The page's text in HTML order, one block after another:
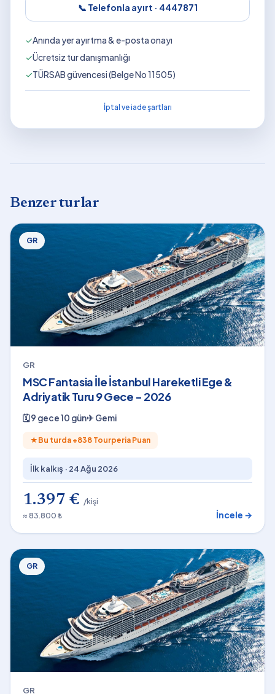
📞 Telefonla ayırt · 4447871
✓Anında yer ayırtma & e-posta onayı
✓Ücretsiz tur danışmanlığı
✓TÜRSAB güvencesi (Belge No 11505)
İptal ve iade şartları
Benzer turlar
GR
GR
MSC Fantasia İle İstanbul Hareketli Ege &
Adriyatik Turu 9 Gece - 2026
🗓9 gece 10 gün✈Gemi
★ Bu turda +838 Tourperia Puan
İlk kalkış · 24 Ağu 2026
1.397 € /kişi
≈ 83.800 ₺
İncele →
GR
GR